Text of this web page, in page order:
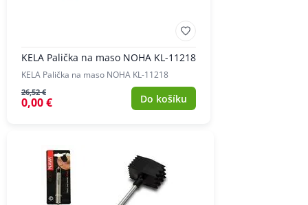
KELA Palička na maso NOHA KL-11218
KELA Palička na maso NOHA KL-11218
26,52 €
0,00 € Do košíku